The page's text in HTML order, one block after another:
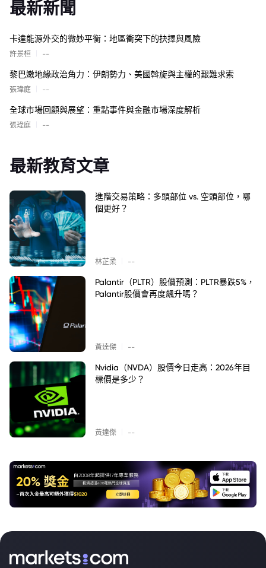
最新新聞
卡達能源外交的微妙平衡：地區衝突下的抉擇與風險
許景桓 --
黎巴嫩地緣政治角力：伊朗勢力、美國斡旋與主權的艱難求索
張瑋庭 --
全球市場回顧與展望：重點事件與金融市場深度解析
張瑋庭 --
最新教育文章
進階交易策略：多頭部位 vs. 空頭部位，哪
個更好？
林芷柔 --
Palantir（PLTR）股價預測：PLTR暴跌5%，
Palantir股價會再度飆升嗎？
黃達傑 --
Nvidia（NVDA）股價今日走高：2026年目
標價是多少？
黃達傑 --